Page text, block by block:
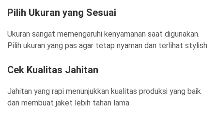
Pilih Ukuran yang Sesuai
Ukuran sangat memengaruhi kenyamanan saat digunakan.
Pilih ukuran yang pas agar tetap nyaman dan terlihat stylish.
Cek Kualitas Jahitan
Jahitan yang rapi menunjukkan kualitas produksi yang baik
dan membuat jaket lebih tahan lama.